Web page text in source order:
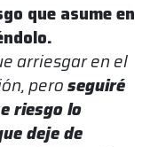
que asume en
arriesgar en el
peroseguiré
riesgo lo
deje de